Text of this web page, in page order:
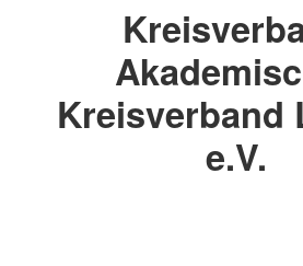
Kreisverband
e.V.